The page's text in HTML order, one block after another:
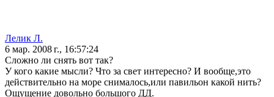
Лелик Л.
6 мар. 2008 г., 16:57:24
Сложно ли снять вот так?
У кого какие мысли? Что за свет интересно? И вообще,это
действительно на море снималось,или павильон какой нить?
Ощущение довольно большого ДД.